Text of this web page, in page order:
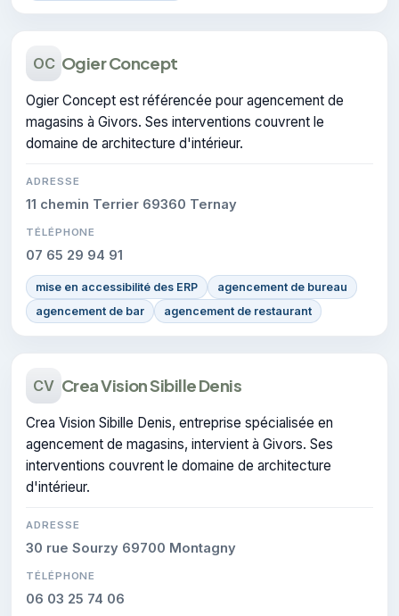
OC Ogier Concept
Ogier Concept est référencée pour agencement de
magasins à Givors. Ses interventions couvrent le
domaine de architecture d'intérieur.
ADRESSE
11 chemin Terrier 69360 Ternay
TÉLÉPHONE
07 65 29 94 91
mise en accessibilité des ERP
agencement de bureau
agencement de bar
agencement de restaurant
CV Crea Vision Sibille Denis
Crea Vision Sibille Denis, entreprise spécialisée en
agencement de magasins, intervient à Givors. Ses
interventions couvrent le domaine de architecture
d'intérieur.
ADRESSE
30 rue Sourzy 69700 Montagny
TÉLÉPHONE
06 03 25 74 06